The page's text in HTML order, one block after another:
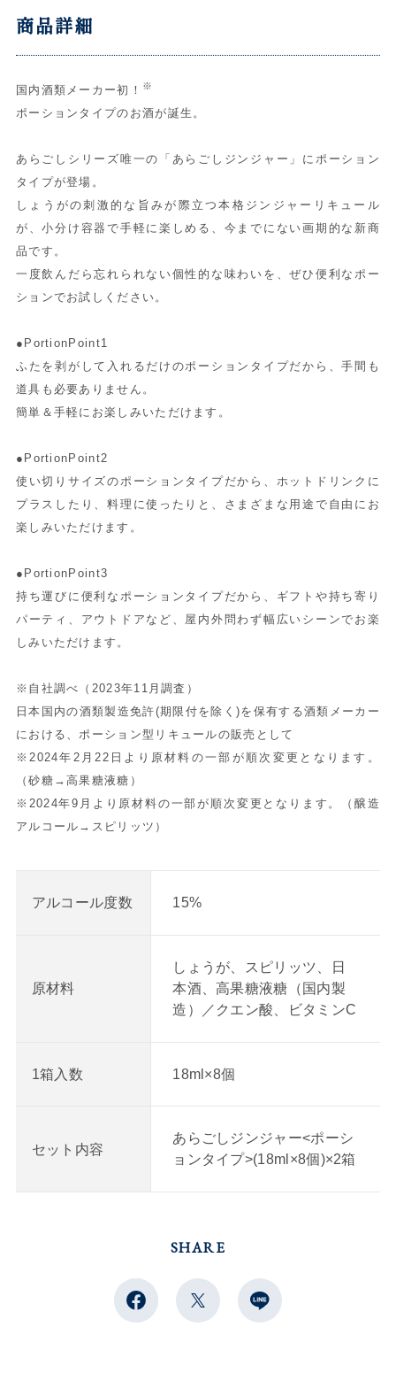
商品詳細
国内酒類メーカー初！ ※
ポーションタイプのお酒が誕生。
あらごしシリーズ唯一の「あらごしジンジャー」にポーション
タイプが登場。
しょうがの刺激的な旨みが際立つ本格ジンジャーリキュール
が、小分け容器で手軽に楽しめる、今までにない画期的な新商
品です。
一度飲んだら忘れられない個性的な味わいを、ぜひ便利なポー
ションでお試しください。
●PortionPoint1
ふたを剥がして入れるだけのポーションタイプだから、手間も
道具も必要ありません。
簡単＆手軽にお楽しみいただけます。
●PortionPoint2
使い切りサイズのポーションタイプだから、ホットドリンクに
プラスしたり、料理に使ったりと、さまざまな用途で自由にお
楽しみいただけます。
●PortionPoint3
持ち運びに便利なポーションタイプだから、ギフトや持ち寄り
パーティ、アウトドアなど、屋内外問わず幅広いシーンでお楽
しみいただけます。
※自社調べ（2023年11月調査）
日本国内の酒類製造免許(期限付を除く)を保有する酒類メーカー
における、ポーション型リキュールの販売として
※2024年2月22日より原材料の一部が順次変更となります。
（砂糖→高果糖液糖）
※2024年9月より原材料の一部が順次変更となります。（醸造
アルコール→スピリッツ）
アルコール度数 15%
原材料
しょうが、スピリッツ、日
本酒、高果糖液糖（国内製
造）／クエン酸、ビタミンC
1箱入数 18ml×8個
セット内容
あらごしジンジャー<ポーシ
ョンタイプ>(18ml×8個)×2箱
SHARE